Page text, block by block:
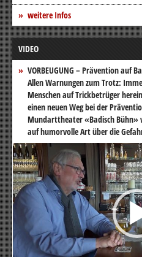
weitere Infos
VIDEO
VORBEUGUNG – Prävention auf
Allen Warnungen zum Trotz:
Menschen auf Trickbetrüger
einen neuen Weg bei der
Mundarttheater «Badisch Bühn»
auf humorvolle Art über die
Video-
Player